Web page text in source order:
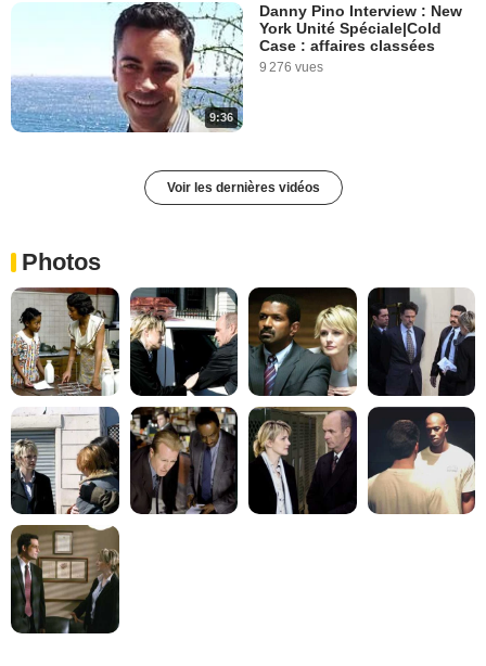
9:36
Danny Pino Interview : New
York Unité Spéciale|Cold
Case : affaires classées
9 276 vues
Voir les dernières vidéos
Photos